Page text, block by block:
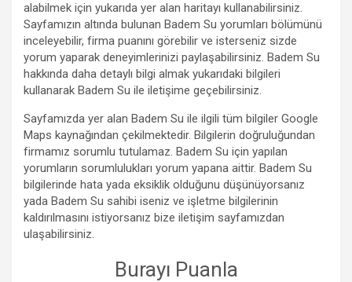
alabilmek için yukarıda yer alan haritayı kullanabilirsiniz.
Sayfamızın altında bulunan Badem Su yorumları bölümünü
inceleyebilir, firma puanını görebilir ve isterseniz sizde
yorum yaparak deneyimlerinizi paylaşabilirsiniz. Badem Su
hakkında daha detaylı bilgi almak yukarıdaki bilgileri
kullanarak Badem Su ile iletişime geçebilirsiniz.
Sayfamızda yer alan Badem Su ile ilgili tüm bilgiler Google
Maps kaynağından çekilmektedir. Bilgilerin doğruluğundan
firmamız sorumlu tutulamaz. Badem Su için yapılan
yorumların sorumlulukları yorum yapana aittir. Badem Su
bilgilerinde hata yada eksiklik olduğunu düşünüyorsanız
yada Badem Su sahibi iseniz ve işletme bilgilerinin
kaldırılmasını istiyorsanız bize iletişim sayfamızdan
ulaşabilirsiniz.
Burayı Puanla